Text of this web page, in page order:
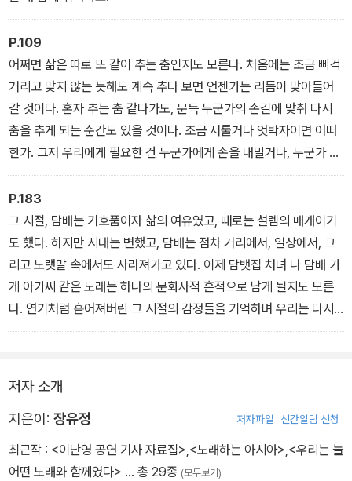
P.109
어쩌면 삶은 따로 또 같이 추는 춤인지도 모른다. 처음에는 조금 삐걱
거리고 맞지 않는 듯해도 계속 추다 보면 언젠가는 리듬이 맞아들어
갈 것이다. 혼자 추는 춤 같다가도, 문득 누군가의 손길에 맞춰 다시
춤을 추게 되는 순간도 있을 것이다. 조금 서툴거나 엇박자이면 어떠
한가. 그저 우리에게 필요한 건 누군가에게 손을 내밀거나, 누군가 내
민 손을 잡는 용기일지도 모른다. 그러니 언제든 영화 속 대사처럼,
“고개 들고 가슴 펴고” 서로 다독이며 나아가기로 한다.
P.183
그 시절, 담배는 기호품이자 삶의 여유였고, 때로는 설렘의 매개이기
도 했다. 하지만 시대는 변했고, 담배는 점차 거리에서, 일상에서, 그
리고 노랫말 속에서도 사라져가고 있다. 이제 담뱃집 처녀 나 담배 가
게 아가씨 같은 노래는 하나의 문화사적 흔적으로 남게 될지도 모른
다. 연기처럼 흩어져버린 그 시절의 감정들을 기억하며 우리는 다시
한번 노래 속 한 장면을 떠올린다. 골목 어귀 작은 가게, 스쳐 지나간
저자 소개
지은이: 장유정 저자파일 신간알림 신청
최근작 : <이난영 공연 기사 자료집>,<노래하는 아시아>,<우리는 늘
어떤 노래와 함께였다> … 총 29종 (모두보기)